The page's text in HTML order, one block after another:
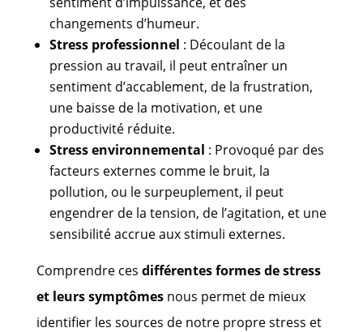
changements d’humeur.
Stress professionnel : Découlant de la
pression au travail, il peut entraîner un
sentiment d’accablement, de la frustration,
une baisse de la motivation, et une
productivité réduite.
Stress environnemental : Provoqué par des
facteurs externes comme le bruit, la
pollution, ou le surpeuplement, il peut
engendrer de la tension, de l’agitation, et une
sensibilité accrue aux stimuli externes.
Comprendre ces différentes formes de stress
et leurs symptômesnous permet de mieux
identifier les sources de notre propre stress et